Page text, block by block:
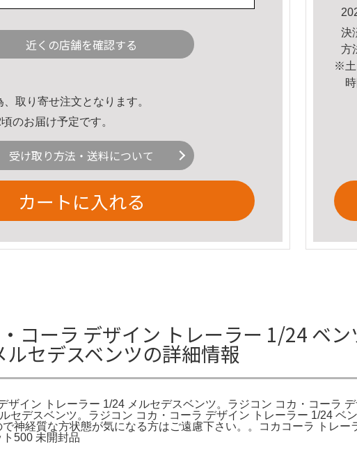
近くの店舗を確認する
取り寄せ注文となります。
のお届け予定です。
受け取り方法・送料について
カートに入れる
決
方
※土
コーラ デザイン トレーラー 1/24 ベ
セデスベンツの詳細情報
ザイン トレーラー 1/24 メルセデスベンツ。ラジコン コカ・コーラ
セデスベンツ。ラジコン コカ・コーラ デザイン トレーラー 1/24
で神経質な方状態が気になる方はご遠慮下さい。。コカコーラ トレ
500 未開封品